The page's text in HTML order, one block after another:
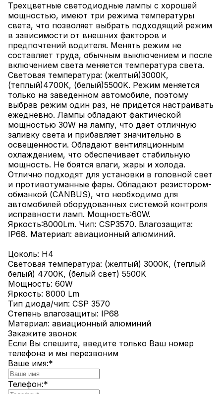
Трехцветные светодиодные лампы с хорошей
мощностью, имеют три режима температуры
света, что позволяет выбрать подходящий режим
в зависимости от внешних факторов и
предпочтений водителя. Менять режим не
составляет труда, обычным выключением и после
включением света меняется температура света.
Световая температура: (желтый)3000К,
(теплый)4700К, (белый)5500K. Режим меняется
только на заведенном автомобиле, поэтому
выбрав режим один раз, не придется настраивать
ежедневно. Лампы обладают фактической
мощностью 30W на лампу, что дает отличную
заливку света и прибавляет значительно в
освещенности. Обладают вентиляционным
охлаждением, что обеспечивает стабильную
мощность. Не боятся влаги, жары и холода.
Отлично подходят для установки в головной свет
и противотуманные фары. Обладают резистором-
обманкой (CANBUS), что необходимо для
автомобилей оборудованных системой контроля
исправности ламп. Мощность:60W.
Яркость:8000Lm. Чип: CSP3570. Влагозащита:
IP68. Материал: авиационный алюминий.
Цоколь: H4
Световая температура: (желтый) 3000К, (теплый
белый) 4700К, (белый свет) 5500K
Мощность: 60W
Яркость: 8000 Lm
Тип диода/чип: CSP 3570
Степень влагозащиты: IP68
Материал: авиационный алюминий
Закажите звонок
Если Вы спешите, введите только Ваш номер
телефона и мы перезвоним
Ваше имя:*
Телефон:*